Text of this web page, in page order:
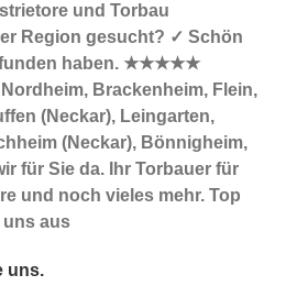
und Torbau
Region gesucht? ✓ Schön
haben. ★★★★★
Nordheim, Brackenheim, Flein,
(Neckar), Leingarten,
(Neckar), Bönnigheim,
für Sie da. Ihr Torbauer für
und noch vieles mehr. Top
uns aus
uns.